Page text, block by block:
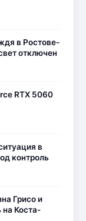
в Ростове-
отключен
RTX 5060
в
контроль
Грисо и
Коста-